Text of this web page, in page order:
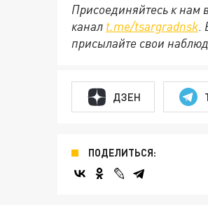
Присоединяйтесь к нам
канал t.me/tsargradnsk.
присылайте свои
ДЗЕН
ПОДЕЛИТЬСЯ: